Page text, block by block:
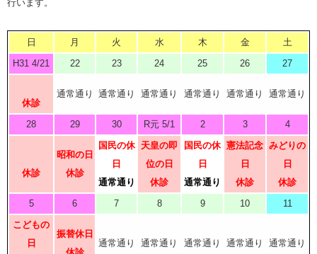
行います。
日 月 火 水 木 金
土
H31 4/21
22 23 24 25 26 27
休診
通常通り 通常通り 通常通り 通常通り 通常通り 通常通り
28 29 30 R元 5/1 2 3 4
休診
昭和の日
休診
国民の休
日
通常通り
天皇の即
位の日
休診
国民の休
日
通常通り
憲法記念
日
休診
みどりの
日
休診
5
6 7 8 9 10
11
こどもの
日
振替休日
通常通り 通常通り 通常通り 通常通り 通常通り